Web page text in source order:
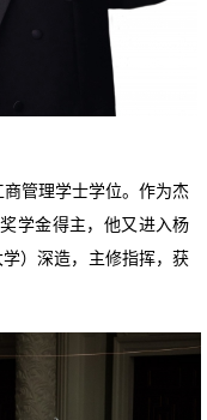
管理学士学位。作为杰
学金得主，他又进入杨
）深造，主修指挥，获